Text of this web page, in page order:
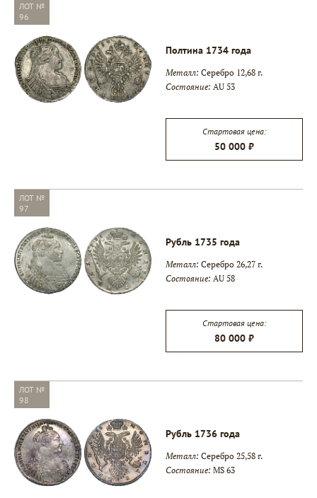
ЛОТ №
96
Полтина 1734 года
Металл: Серебро 12,68 г.
Состояние: AU 53
Стартовая цена:
50 000 ₽
ЛОТ №
97
Рубль 1735 года
Металл: Серебро 26,27 г.
Состояние: AU 58
Стартовая цена:
80 000 ₽
ЛОТ №
98
Рубль 1736 года
Металл: Серебро 25,58 г.
Состояние: MS 63